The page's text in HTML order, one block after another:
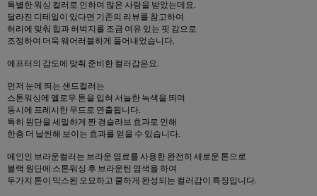
특별한 워싱 컬러로 인하여 많은 사랑을 받았는데요.
달라진 디테일이 있다면 기존의 리뷰를 참고하여
허리에 맞춰 힙과 허벅지를 조금 여유 있는 핏 감으로
조정하여 더욱 웨어러블하게 풀어내었습니다.
에프터의 감도에 맞춰 준비한 컬러감은요.
먼저 눈에 띄는 샌드컬러는
스톤워싱에 옐로우 톤을 입혀 서늘한 녹색을 띄며
동시에 프레시한 무드로 연출됩니다.
특히 원단을 세밀하게 짠 경슬라브 효과로 인해
한층 더 날씬해 보이는 효과를 얻을 수 있습니다.
메인인 브라운컬러는 브라운 염료를 사용한 완전히 새로운 톤으로
블랙 원단에 스톤워싱 후 브라운틴 염색을 하여
두가지 톤이 믹스된 오묘하고 쿨하게 완성되는 컬러감이 특징입니다.